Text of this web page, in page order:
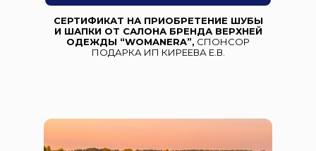
СЕРТИФИКАТ НА ПРИОБРЕТЕНИЕ ШУБЫ
И ШАПКИ ОТ САЛОНА БРЕНДА ВЕРХНЕЙ
ОДЕЖДЫ “WOMANERA”, СПОНСОР
ПОДАРКА ИП КИРЕЕВА Е.В.